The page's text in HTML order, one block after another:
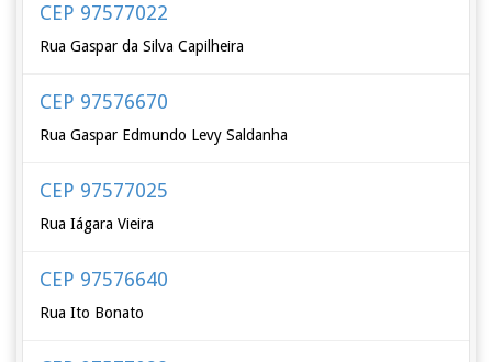
CEP 97577022
Rua Gaspar da Silva Capilheira
CEP 97576670
Rua Gaspar Edmundo Levy Saldanha
CEP 97577025
Rua Iágara Vieira
CEP 97576640
Rua Ito Bonato